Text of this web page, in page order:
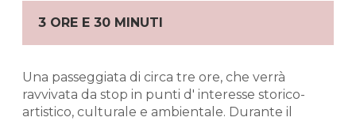
3 ORE E 30 MINUTI
Una passeggiata di circa tre ore, che verrà
ravvivata da stop in punti d' interesse storico-
artistico, culturale e ambientale. Durante il